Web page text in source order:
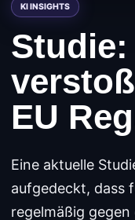
EU
Eine aktuelle
aufgedeckt, dass
regelmäßig